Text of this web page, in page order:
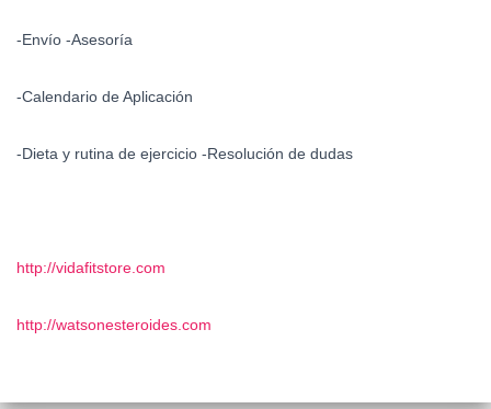
-Envío -Asesoría
-Calendario de Aplicación
-Dieta y rutina de ejercicio -Resolución de dudas
http://vidafitstore.com
http://watsonesteroides.com